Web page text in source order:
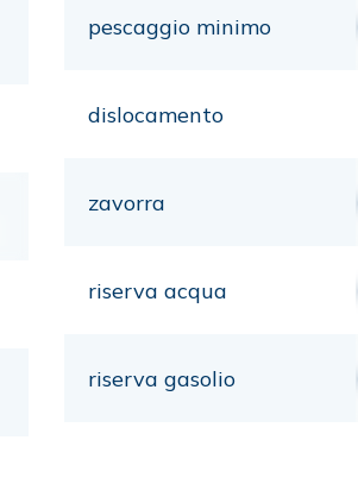
pescaggio minimo
dislocamento
zavorra
riserva acqua
riserva gasolio